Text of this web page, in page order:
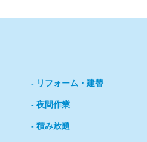
リフォーム・建替
夜間作業
積み放題